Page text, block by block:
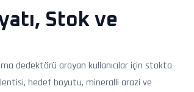
Stok ve
dedektörü arayan kullanıcılar için stokta
hedef boyutu, mineralli arazi ve